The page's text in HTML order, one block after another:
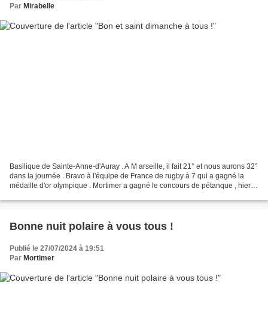
Par Mirabelle
Basilique de Sainte-Anne-d'Auray . A M arseille, il fait 21° et nous aurons 32°
dans la journée . Bravo à l'équipe de France de rugby à 7 qui a gagné la
médaille d'or olympique . Mortimer a gagné le concours de pétanque , hier !
Bonne nuit polaire à vous tous !
Publié le 27/07/2024 à 19:51
Par Mortimer